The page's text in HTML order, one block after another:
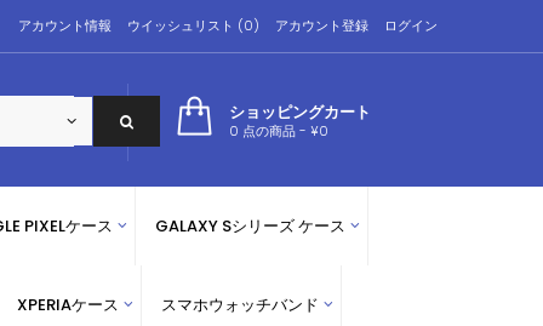
アカウント情報 ウイッシュリスト (0) アカウント登録 ログイン
ショッピングカート
0 点の商品 - ¥0
PIXELケース GALAXY Sシリーズ ケース
XPERIAケース スマホウォッチバンド